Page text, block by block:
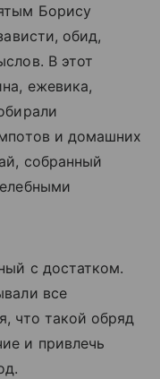
Борису
обид,
В этот
ежевика,
и домашних
собранный
с достатком.
все
что такой обряд
и привлечь